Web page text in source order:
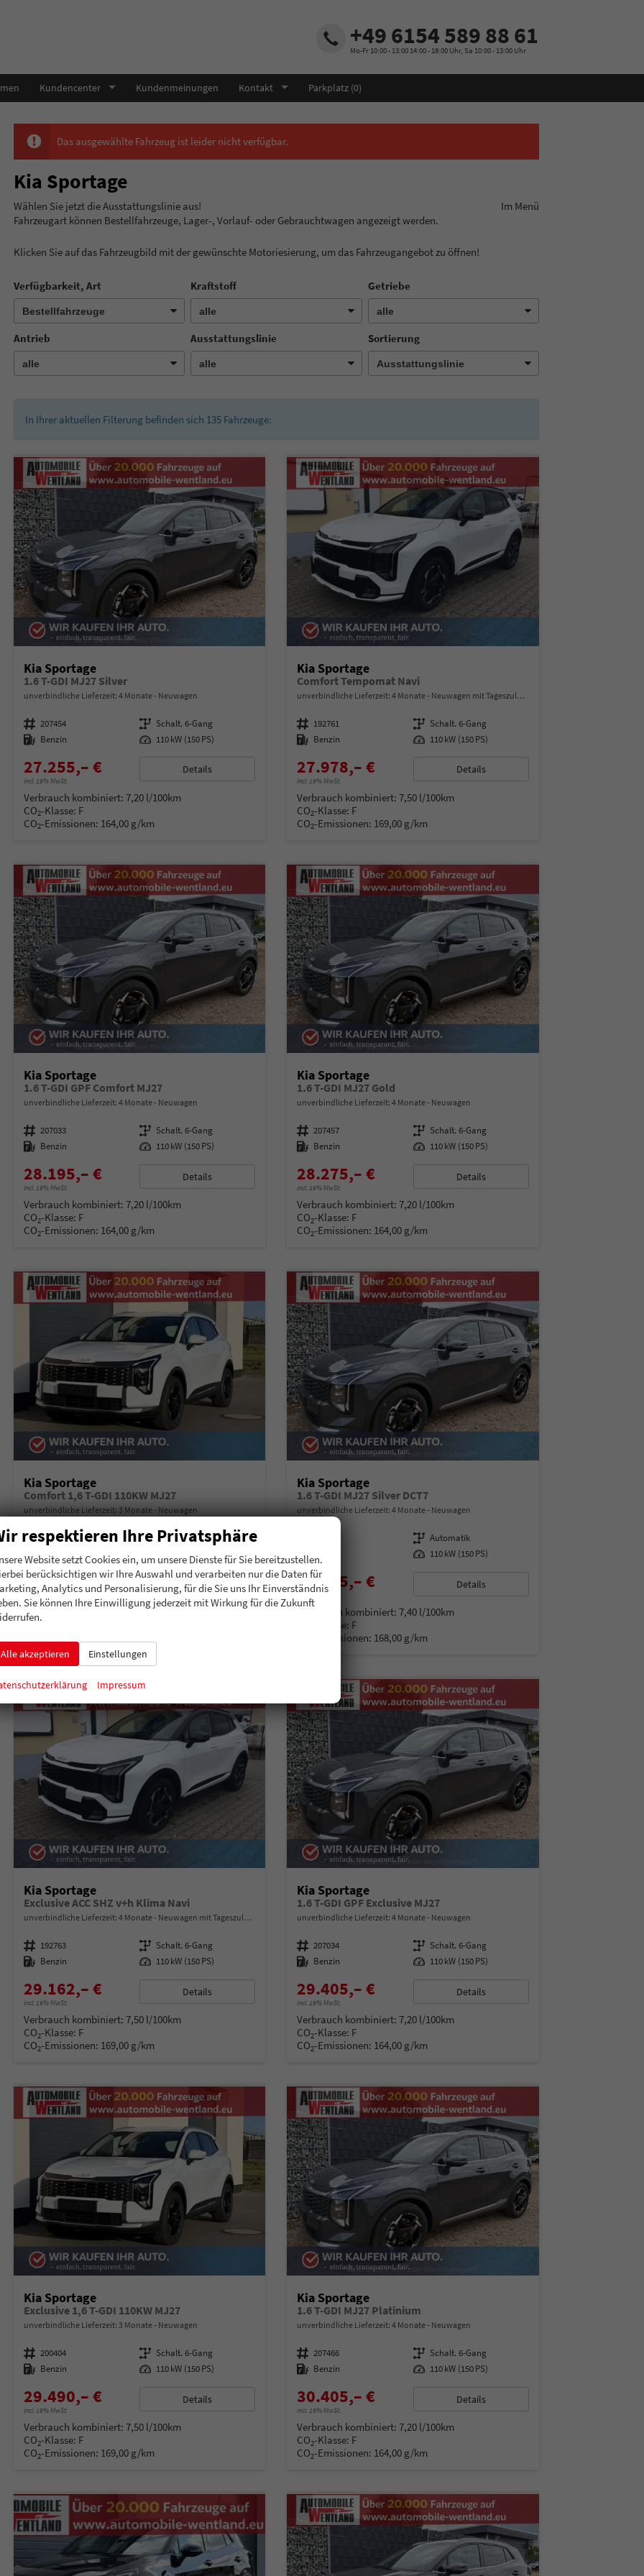
+49 6154 589 88 61
Mo-Fr 10:00 - 13:00 14:00 - 18:00 Uhr, Sa 10:00 - 13:00 Uhr
Kundencenter Kundenmeinungen Kontakt Parkplatz (0)
Das ausgewählte Fahrzeug ist leider nicht verfügbar.
Kia Sportage
Wählen Sie jetzt die Ausstattungslinie aus! Im Menü
Fahrzeugart können Bestellfahrzeuge, Lager-, Vorlauf- oder Gebrauchtwagen angezeigt werden.
Klicken Sie auf das Fahrzeugbild mit der gewünschte Motoriesierung, um das Fahrzeugangebot zu öffnen!
Verfügbarkeit, Art Kraftstoff Getriebe
Antrieb Ausstattungslinie Sortierung
In Ihrer aktuellen Filterung befinden sich 135Fahrzeuge:
Kia Sportage
1.6 T-GDI MJ27 Silver
unverbindliche Lieferzeit: 4 Monate Neuwagen
Fahrzeugnummer 207454 Getriebe Schalt. 6-Gang
Kraftstoff Benzin Leistung 110 kW (150 PS)
27.255,– €
incl. 19% MwSt.
Details
Verbrauch kombiniert: 7,20 l/100km
CO2-Klasse: F
CO2-Emissionen: 164,00 g/km
Kia Sportage
Comfort Tempomat Navi
unverbindliche Lieferzeit:4 Monate Neuwagen mit Tageszulassung
Fahrzeugnummer 192761 Getriebe Schalt. 6-Gang
Kraftstoff Benzin Leistung 110 kW (150 PS)
27.978,– €
incl. 19% MwSt.
Details
Verbrauch kombiniert:7,50 l/100km
CO2-Klasse: F
CO2-Emissionen: 169,00 g/km
Kia Sportage
1.6 T-GDI GPF Comfort MJ27
unverbindliche Lieferzeit: 4 Monate Neuwagen
Fahrzeugnummer 207033 Getriebe Schalt. 6-Gang
Kraftstoff Benzin Leistung 110 kW (150 PS)
28.195,– €
incl. 19% MwSt.
Details
Verbrauch kombiniert: 7,20 l/100km
CO2-Klasse: F
CO2-Emissionen: 164,00 g/km
Kia Sportage
1.6 T-GDI MJ27 Gold
unverbindliche Lieferzeit:4 Monate Neuwagen
Fahrzeugnummer 207457 Getriebe Schalt. 6-Gang
Kraftstoff Benzin Leistung 110 kW (150 PS)
28.275,– €
incl. 19% MwSt.
Details
Verbrauch kombiniert:7,20 l/100km
CO2-Klasse: F
CO2-Emissionen: 164,00 g/km
Kia Sportage
Comfort 1,6 T-GDI 110KW MJ27
unverbindliche Lieferzeit: 3 Monate Neuwagen
Fahrzeugnummer 200403 Getriebe Schalt. 6-Gang
Kraftstoff Benzin 110 kW (150 PS)
28.340,– €
incl. 19% MwSt.
Details
Verbrauch kombiniert:
7,50 l/100km
CO -Klasse:
2
Kia Sportage
1.6 T-GDI MJ27 Silver DCT7
unverbindliche Lieferzeit:4 Monate Neuwagen
Getriebe Automatik
Kraftstoff
Leistung 110 kW (150 PS)
29.085,– € Details
Verbrauch kombiniert:7,40 l/100km
-Klasse: F
-Emissionen: 168,00 g/km
Kia Sportage
Exclusive ACC SHZ v+h Klima Navi
unverbindliche Lieferzeit: 4 Monate Neuwagen mit Tageszulassung
Fahrzeugnummer 192763 Getriebe Schalt. 6-Gang
Kraftstoff Benzin Leistung 110 kW (150 PS)
29.162,– €
incl. 19% MwSt.
Details
Verbrauch kombiniert: 7,50 l/100km
CO2-Klasse: F
CO2-Emissionen: 169,00 g/km
Kia Sportage
1.6 T-GDI GPF Exclusive MJ27
unverbindliche Lieferzeit:4 Monate Neuwagen
Fahrzeugnummer 207034 Getriebe Schalt. 6-Gang
Kraftstoff Benzin Leistung 110 kW (150 PS)
29.405,– €
incl. 19% MwSt.
Details
Verbrauch kombiniert:7,20 l/100km
CO2-Klasse: F
CO2-Emissionen: 164,00 g/km
Kia Sportage
Exclusive 1,6 T-GDI 110KW MJ27
unverbindliche Lieferzeit: 3 Monate Neuwagen
Fahrzeugnummer 200404 Getriebe Schalt. 6-Gang
Kraftstoff Benzin Leistung 110 kW (150 PS)
29.490,– €
incl. 19% MwSt.
Details
Verbrauch kombiniert: 7,50 l/100km
CO2-Klasse: F
CO2-Emissionen: 169,00 g/km
Kia Sportage
1.6 T-GDI MJ27 Platinium
unverbindliche Lieferzeit:4 Monate Neuwagen
Fahrzeugnummer 207466 Getriebe Schalt. 6-Gang
Kraftstoff Benzin Leistung 110 kW (150 PS)
30.405,– €
incl. 19% MwSt.
Details
Verbrauch kombiniert:7,20 l/100km
CO2-Klasse: F
CO2-Emissionen: 164,00 g/km
respektieren Ihre Privatsphäre
Website setzt Cookies ein, um unsere Dienste für Sie bereitzustellen.
berücksichtigen wir Ihre Auswahl und verarbeiten nur die Daten für
Analytics und Personalisierung, für die Sie uns Ihr Einverständnis
Sie können Ihre Einwilligung jederzeit mit Wirkung für die Zukunft
Alle akzeptieren Einstellungen
Impressum